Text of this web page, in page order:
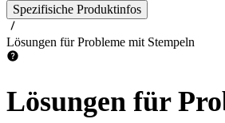
Spezifisiche Produktinfos
Lösungen für Probleme mit Stempeln
Lösungen für